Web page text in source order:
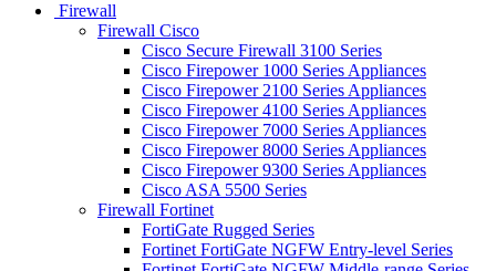
Firewall
Firewall Cisco
Cisco Secure Firewall 3100 Series
Cisco Firepower 1000 Series Appliances
Cisco Firepower 2100 Series Appliances
Cisco Firepower 4100 Series Appliances
Cisco Firepower 7000 Series Appliances
Cisco Firepower 8000 Series Appliances
Cisco Firepower 9300 Series Appliances
Cisco ASA 5500 Series
Firewall Fortinet
FortiGate Rugged Series
Fortinet FortiGate NGFW Entry-level Series